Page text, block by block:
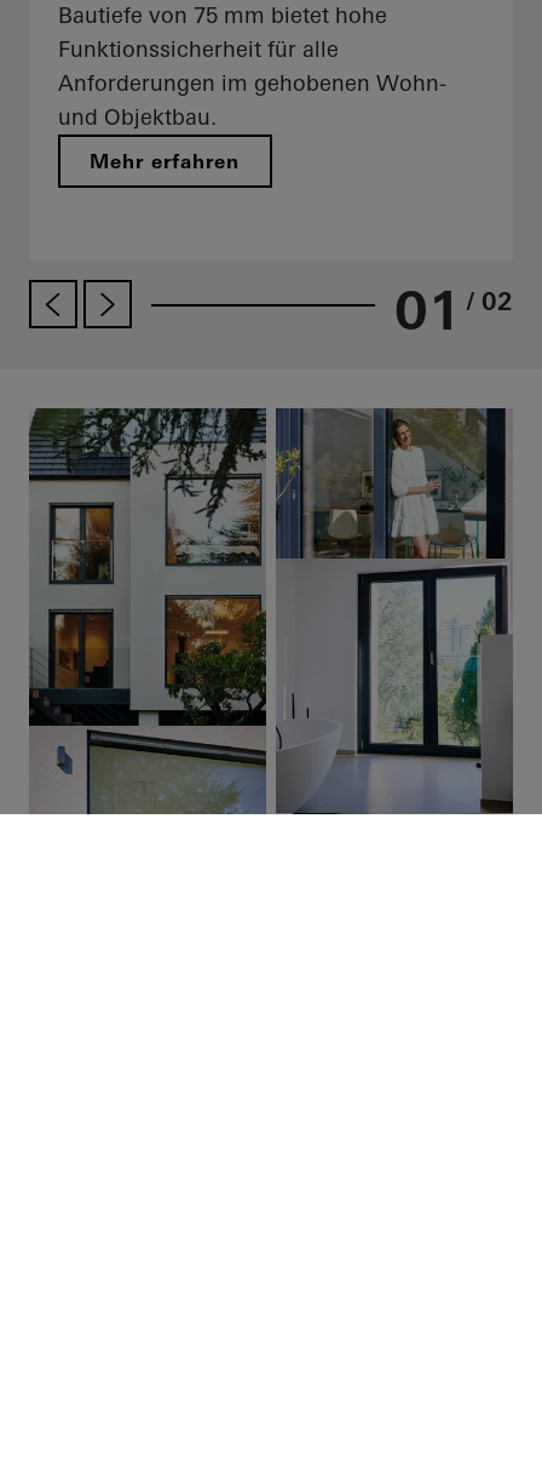
Bautiefe von 75 mm bietet hohe
Funktionssicherheit für alle
Anforderungen im gehobenen Wohn-
und Objektbau.
Mehr erfahren
01 / 02